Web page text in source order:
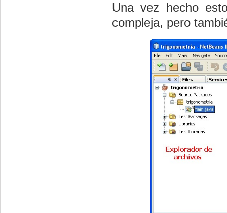
Una vez hecho
compleja, pero